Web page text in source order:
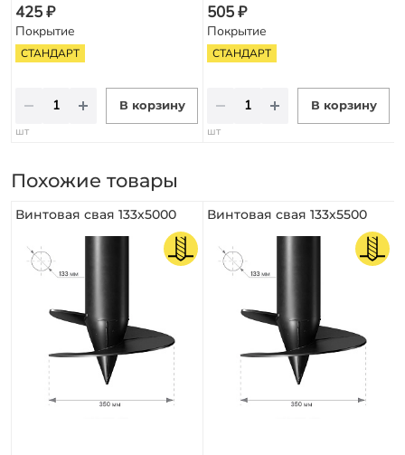
425 ₽
Покрытие
СТАНДАРТ
В корзину
шт
505 ₽
Покрытие
СТАНДАРТ
В корзину
шт
Похожие товары
Винтовая свая 133х5000 Винтовая свая 133х5500